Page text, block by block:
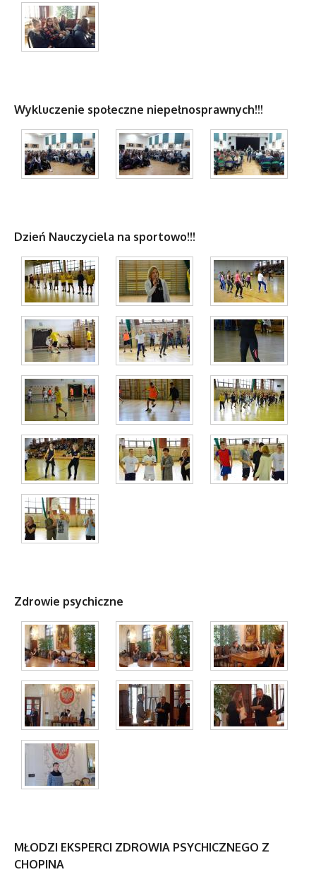
Wykluczenie społeczne niepełnosprawnych!!!
Dzień Nauczyciela na sportowo!!!
Zdrowie psychiczne
MŁODZI EKSPERCI ZDROWIA PSYCHICZNEGO Z
CHOPINA